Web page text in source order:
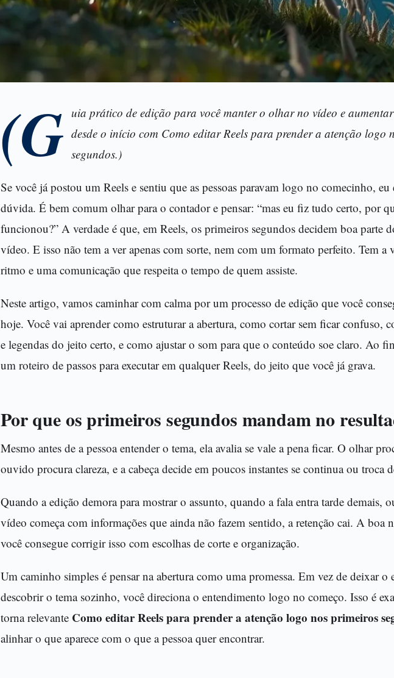
(G uia prático de edição para você manter o olhar no vídeo e
desde o início com Como editar Reels para prender a atenção logo
segundos.)
Se você já postou um Reels e sentiu que as pessoas paravam logo no comecinho, eu
dúvida. É bem comum olhar para o contador e pensar: “mas eu fiz tudo certo, por
funcionou?” A verdade é que, em Reels, os primeiros segundos decidem boa parte
vídeo. E isso não tem a ver apenas com sorte, nem com um formato perfeito. Tem a
ritmo e uma comunicação que respeita o tempo de quem assiste.
Neste artigo, vamos caminhar com calma por um processo de edição que você
hoje. Você vai aprender como estruturar a abertura, como cortar sem ficar confuso,
e legendas do jeito certo, e como ajustar o som para que o conteúdo soe claro. Ao
um roteiro de passos para executar em qualquer Reels, do jeito que você já grava.
Por que os primeiros segundos mandam no
Mesmo antes de a pessoa entender o tema, ela avalia se vale a pena ficar. O olhar
ouvido procura clareza, e a cabeça decide em poucos instantes se continua ou troca
Quando a edição demora para mostrar o assunto, quando a fala entra tarde demais,
vídeo começa com informações que ainda não fazem sentido, a retenção cai. A boa
você consegue corrigir isso com escolhas de corte e organização.
Um caminho simples é pensar na abertura como uma promessa. Em vez de deixar o
descobrir o tema sozinho, você direciona o entendimento logo no começo. Isso é
torna relevante Como editar Reels para prender a atenção logo nos primeiros
alinhar o que aparece com o que a pessoa quer encontrar.